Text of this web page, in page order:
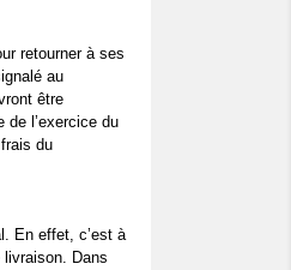
retourner à ses
au
être
de l’exercice du
du
En effet, c’est à
livraison. Dans